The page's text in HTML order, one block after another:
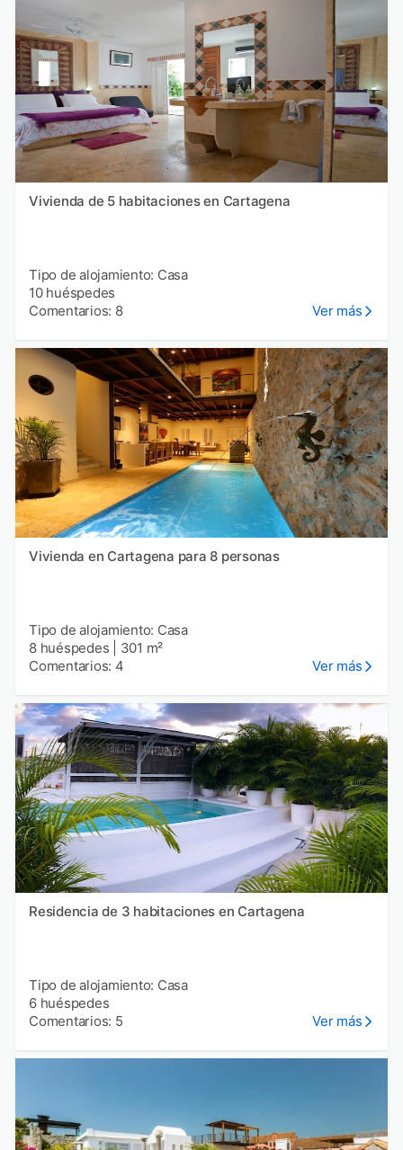
Vivienda de 5 habitaciones en Cartagena
Tipo de alojamiento: Casa
10 huéspedes
Comentarios: 8
Ver más
Vivienda en Cartagena para 8 personas
Tipo de alojamiento: Casa
8 huéspedes
301 m²
Comentarios: 4
Ver más
Residencia de 3 habitaciones en Cartagena
Tipo de alojamiento: Casa
6 huéspedes
Comentarios: 5
Ver más